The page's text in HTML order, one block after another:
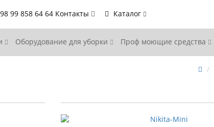
99 858 64 64 Контакты Каталог
Оборудование для уборки Проф моющие средства